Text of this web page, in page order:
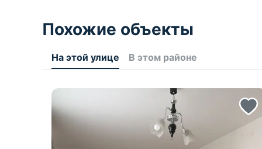
Похожие объекты
На этой улице В этом районе